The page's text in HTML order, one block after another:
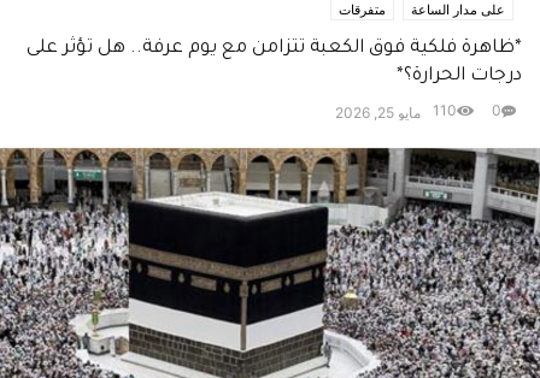
على مدار الساعة متفرقات
*ظاهرة فلكية فوق الكعبة تتزامن مع يوم عرفة.. هل تؤثر على
درجات الحرارة؟*
مايو 25, 2026 0
110